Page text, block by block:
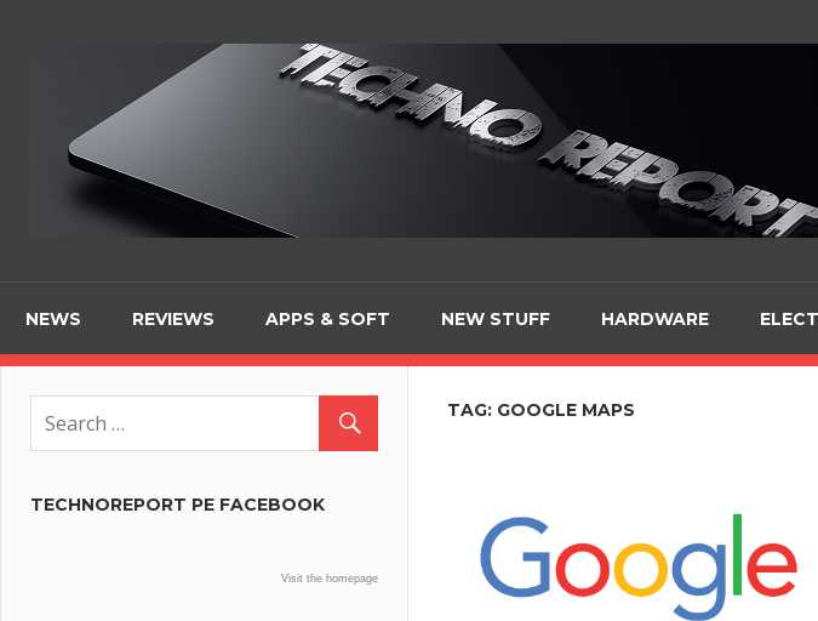
NEWS REVIEWS APPS & SOFT NEW STUFF HARDWARE
TAG: GOOGLE MAPS
TECHNOREPORT PE FACEBOOK
Visit the homepage